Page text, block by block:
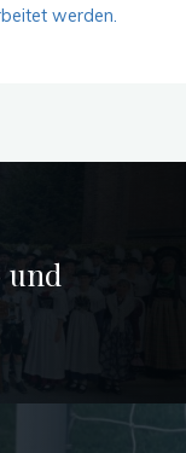
werden.
und